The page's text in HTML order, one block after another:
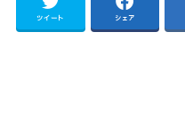
ツイート シェア